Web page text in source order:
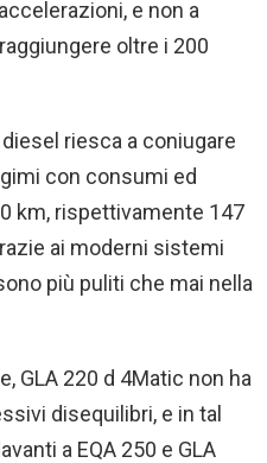
e non a
oltre i 200
riesca a coniugare
con consumi ed
km, rispettivamente 147
ai moderni sistemi
più puliti che mai nella
GLA 220 d 4Matic non ha
disequilibri, e in tal
a EQA 250 e GLA